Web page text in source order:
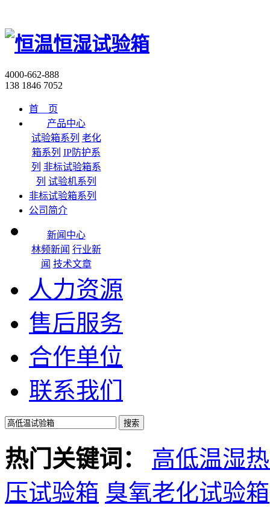
4000-662-888
138 1846 7052
首 页
产品中心
试验箱系列 老化
箱系列 IP防护系
列 非标试验箱系
列 试验机系列
非标试验箱系列
公司简介
新闻中心
林频新闻 行业新
闻 技术文章
人力资源
售后服务
合作单位
联系我们
热门关键词：
高低温湿
压试验箱 臭氧老化试验箱